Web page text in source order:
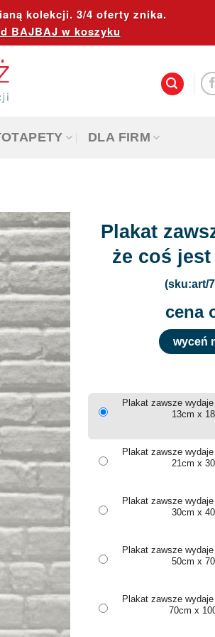
kolekcji. 3/4 oferty znika.
BAJBAJ w koszyku
DLA FIRM
Plakat
że coś
(sku:art/
cena
wyceń
Plakat zawsze
13cm x
Plakat zawsze
21cm x
Plakat zawsze
30cm x
Plakat zawsze
50cm x
Plakat zawsze
70cm x